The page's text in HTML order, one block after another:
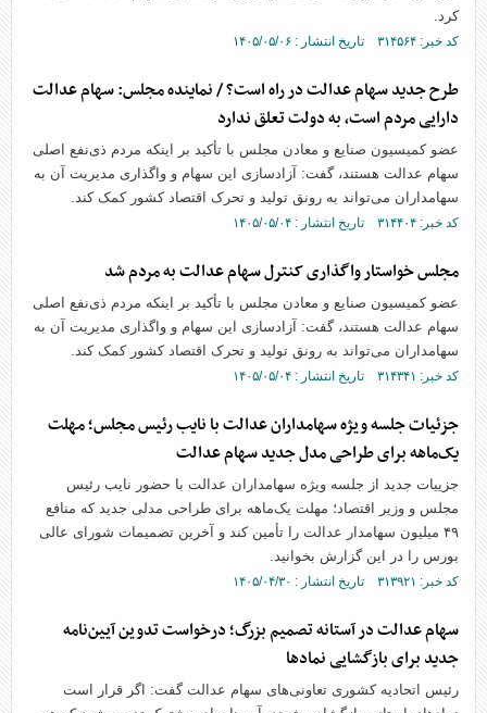
کرد.
کد خبر: ۳۱۴۵۶۴ تاریخ انتشار : ۱۴۰۵/۰۵/۰۶
طرح جدید سهام عدالت در راه است؟ / نماینده مجلس: سهام عدالت
دارایی مردم است، به دولت تعلق ندارد
عضو کمیسیون صنایع و معادن مجلس با تأکید بر اینکه مردم ذی‌نفع اصلی
سهام عدالت هستند، گفت: آزادسازی این سهام و واگذاری مدیریت آن به
سهامداران می‌تواند به رونق تولید و تحرک اقتصاد کشور کمک کند.
کد خبر: ۳۱۴۴۰۴ تاریخ انتشار : ۱۴۰۵/۰۵/۰۴
مجلس خواستار واگذاری کنترل سهام عدالت به مردم شد
عضو کمیسیون صنایع و معادن مجلس با تأکید بر اینکه مردم ذی‌نفع اصلی
سهام عدالت هستند، گفت: آزادسازی این سهام و واگذاری مدیریت آن به
سهامداران می‌تواند به رونق تولید و تحرک اقتصاد کشور کمک کند.
کد خبر: ۳۱۴۳۴۱ تاریخ انتشار : ۱۴۰۵/۰۵/۰۴
جزئیات جلسه ویژه سهامداران عدالت با نایب رئیس مجلس؛ مهلت
یک‌ماهه برای طراحی مدل جدید سهام عدالت
جزییات جدید از جلسه ویژه سهامداران عدالت با حضور نایب رئیس
مجلس و وزیر اقتصاد؛ مهلت یک‌ماهه برای طراحی مدلی جدید که منافع
۴۹ میلیون سهامدار عدالت را تأمین کند و آخرین تصمیمات شورای عالی
بورس را در این گزارش بخوانید.
کد خبر: ۳۱۳۹۲۱ تاریخ انتشار : ۱۴۰۵/۰۴/۳۰
سهام عدالت در آستانه تصمیم بزرگ؛ درخواست تدوین آیین‌نامه
جدید برای بازگشایی نمادها
رئیس اتحادیه کشوری تعاونی‌های سهام عدالت گفت: اگر قرار است